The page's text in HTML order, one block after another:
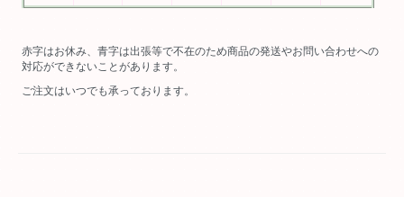
赤字はお休み、青字は出張等で不在のため商品の発送やお問い合わせへの
対応ができないことがあります。
ご注文はいつでも承っております。